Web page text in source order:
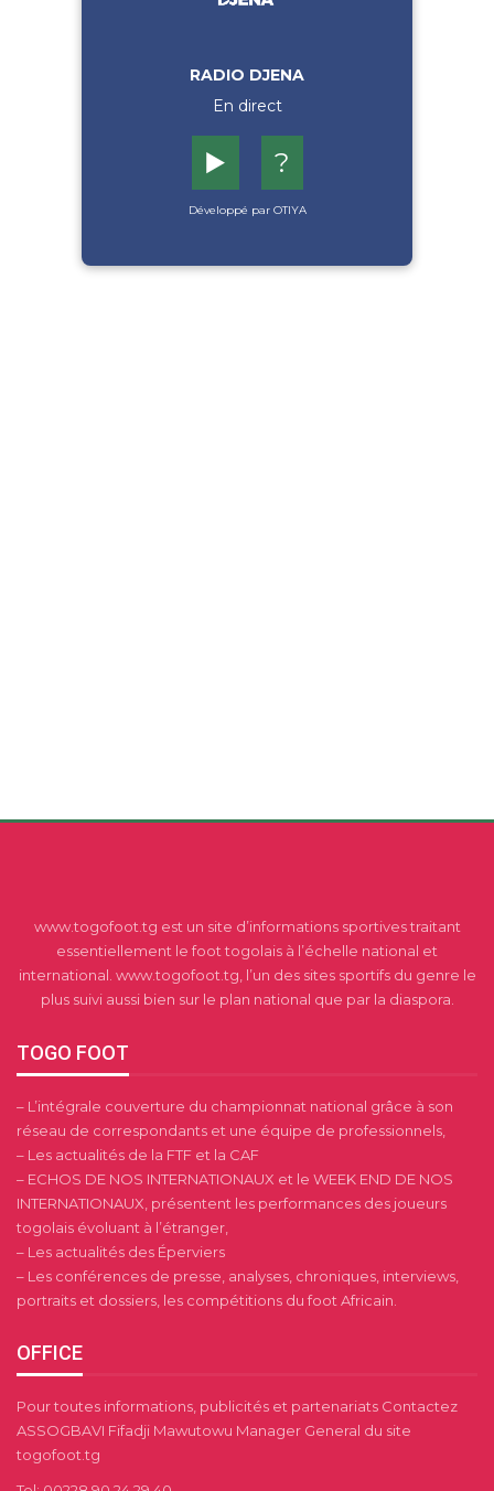
RADIO DJENA
En direct
▶️ ?
Développé par OTIYA
www.togofoot.tg est un site d’informations sportives traitant
essentiellement le foot togolais à l’échelle national et
international. www.togofoot.tg, l’un des sites sportifs du genre le
plus suivi aussi bien sur le plan national que par la diaspora.
TOGO FOOT
– L’intégrale couverture du championnat national grâce à son
réseau de correspondants et une équipe de professionnels,
– Les actualités de la FTF et la CAF
– ECHOS DE NOS INTERNATIONAUX et le WEEK END DE NOS
INTERNATIONAUX, présentent les performances des joueurs
togolais évoluant à l’étranger,
– Les actualités des Éperviers
– Les conférences de presse, analyses, chroniques, interviews,
portraits et dossiers, les compétitions du foot Africain.
OFFICE
Pour toutes informations, publicités et partenariats Contactez
ASSOGBAVI Fifadji Mawutowu Manager General du site
togofoot.tg